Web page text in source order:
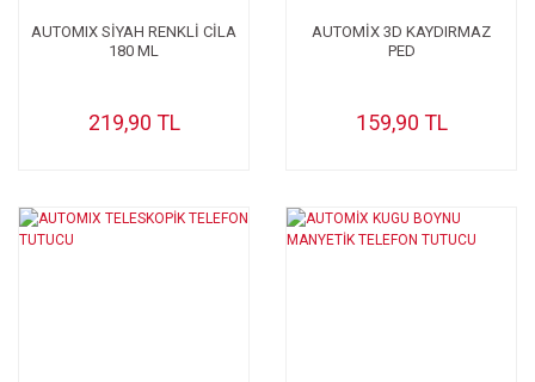
AUTOMIX SİYAH RENKLİ CİLA
180 ML
219,90 TL
AUTOMİX 3D KAYDIRMAZ
PED
159,90 TL